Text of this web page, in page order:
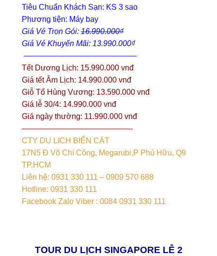
Tiêu Chuẩn Khách Sạn: KS 3 sao
Phương tiện: Máy bay
Giá Vé Trọn Gói: 16.990.000₫
Giá Vé Khuyến Mãi: 13.990.000₫
——————————————–
Tết Dương Lịch: 15.990.000 vnđ
Giá tết Âm Lịch: 14.990.000 vnđ
Giỗ Tổ Hùng Vương: 13.590.000 vnđ
Giá lễ 30/4: 14.990.000 vnđ
Giá ngày thường: 11.990.000 vnđ
——————————————-
CTY DU LỊCH BIỂN CÁT
17N5 Đ Võ Chí Công, Megarubi,P Phú Hữu, Q9
TP.HCM
Liên hệ: 0931 330 111 – 0909 570 688
Hotline: 0931 330 111
Facebook Zalo Viber : 0084 0931 330 111
TOUR DU LỊCH SINGAPORE LỄ 2